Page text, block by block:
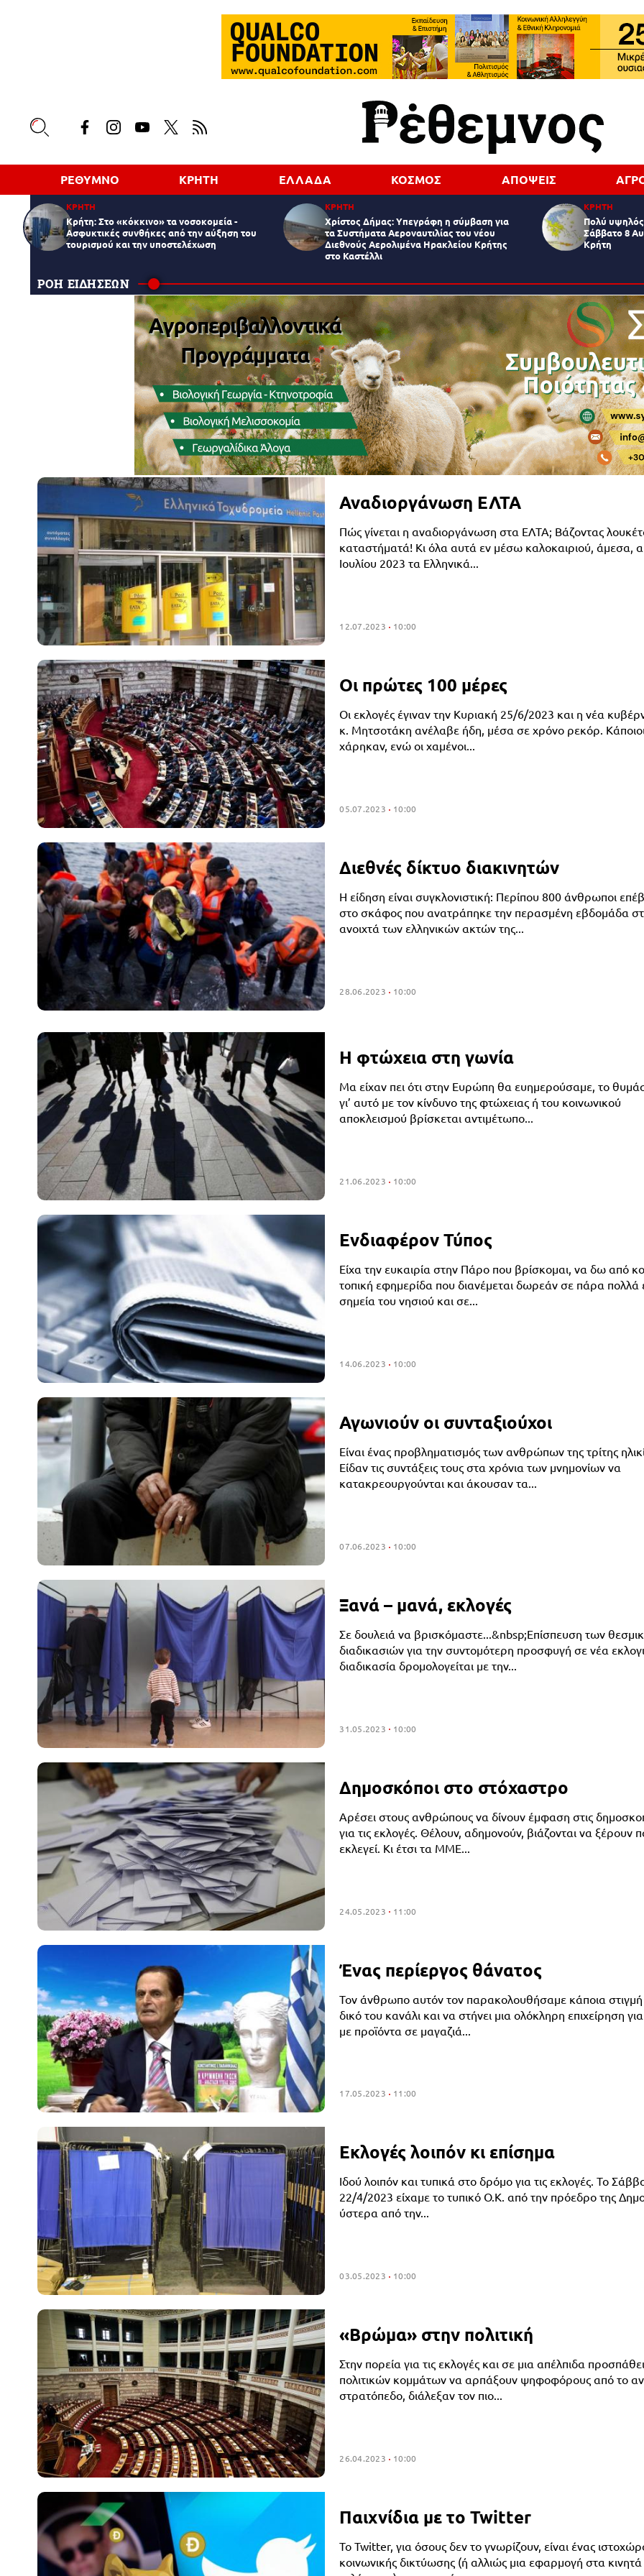
ΡΕΘΥΜΝΟ ΚΡΗΤΗ ΕΛΛΑΔΑ ΚΟΣΜΟΣ ΑΠΟΨΕΙΣ
ΚΡΗΤΗ
Κρήτη: Στο «κόκκινο» τα νοσοκομεία -
Ασφυκτικές συνθήκες από την αύξηση του
τουρισμού και την υποστελέχωση
ΚΡΗΤΗ
Χρίστος Δήμας: Υπεγράφη η σύμβαση για
τα Συστήματα Αεροναυτιλίας του νέου
Διεθνούς Αερολιμένα Ηρακλείου Κρήτης
στο Καστέλλι
ΚΡΗΤΗ
Πολύ υψηλός
Σάββατο 8
Κρήτη
ΡΟΗ ΕΙΔΗΣΕΩΝ
Νίκος Θεοδωράκης
Αναδιοργάνωση ΕΛΤΑ
Πώς γίνεται η αναδιοργάνωση στα ΕΛΤΑ; Βάζοντας
καταστήματά! Κι όλα αυτά εν μέσω καλοκαιριού, άμεσα,
Ιουλίου 2023 τα Ελληνικά...
12.07.2023 10:00
Οι πρώτες 100 μέρες
Οι εκλογές έγιναν την Κυριακή 25/6/2023 και η νέα
κ. Μητσοτάκη ανέλαβε ήδη, μέσα σε χρόνο ρεκόρ.
χάρηκαν, ενώ οι χαμένοι...
05.07.2023 10:00
Διεθνές δίκτυο διακινητών
Η είδηση είναι συγκλονιστική: Περίπου 800 άνθρωποι
στο σκάφος που ανατράπηκε την περασμένη εβδομάδα
ανοιχτά των ελληνικών ακτών της...
28.06.2023 10:00
Η φτώχεια στη γωνία
Μα είχαν πει ότι στην Ευρώπη θα ευημερούσαμε, το
γι’ αυτό με τον κίνδυνο της φτώχειας ή του κοινωνικού
αποκλεισμού βρίσκεται αντιμέτωπο...
21.06.2023 10:00
Ενδιαφέρον Τύπος
Είχα την ευκαιρία στην Πάρο που βρίσκομαι, να δω από
τοπική εφημερίδα που διανέμεται δωρεάν σε πάρα πολλά
σημεία του νησιού και σε...
14.06.2023 10:00
Αγωνιούν οι συνταξιούχοι
Είναι ένας προβληματισμός των ανθρώπων της τρίτης
Είδαν τις συντάξεις τους στα χρόνια των μνημονίων να
κατακρεουργούνται και άκουσαν τα...
07.06.2023 10:00
Ξανά – μανά, εκλογές
Σε δουλειά να βρισκόμαστε...&nbsp;Επίσπευση των
διαδικασιών για την συντομότερη προσφυγή σε νέα
διαδικασία δρομολογείται με την...
31.05.2023 10:00
Δημοσκόποι στο στόχαστρο
Αρέσει στους ανθρώπους να δίνουν έμφαση στις
για τις εκλογές. Θέλουν, αδημονούν, βιάζονται να ξέρουν
εκλεγεί. Κι έτσι τα ΜΜΕ...
24.05.2023 11:00
Ένας περίεργος θάνατος
Τον άνθρωπο αυτόν τον παρακολουθήσαμε κάποια στιγμή
δικό του κανάλι και να στήνει μια ολόκληρη επιχείρηση
με προϊόντα σε μαγαζιά...
17.05.2023 11:00
Εκλογές λοιπόν κι επίσημα
Ιδού λοιπόν και τυπικά στο δρόμο για τις εκλογές. Το
22/4/2023 είχαμε το τυπικό Ο.Κ. από την πρόεδρο της
ύστερα από την...
03.05.2023 10:00
«Βρώμα» στην πολιτική
Στην πορεία για τις εκλογές και σε μια απέλπιδα
πολιτικών κομμάτων να αρπάξουν ψηφοφόρους από το
στρατόπεδο, διάλεξαν τον πιο...
26.04.2023 10:00
Παιχνίδια με το Twitter
Το Twitter, για όσους δεν το γνωρίζουν, είναι ένας
κοινωνικής δικτύωσης (ή αλλιώς μια εφαρμογή στα κινητά